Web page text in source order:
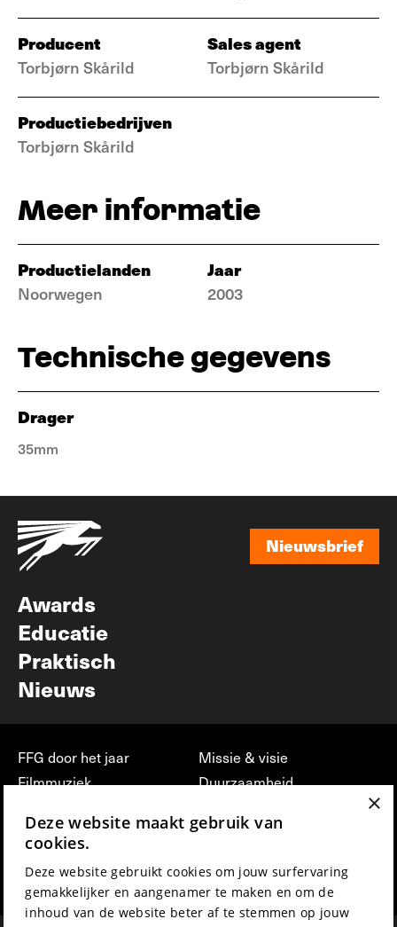
Producent
Torbjørn Skårild
Sales agent
Torbjørn Skårild
Productiebedrijven
Torbjørn Skårild
Meer informatie
Productielanden
Noorwegen
Jaar
2003
Technische gegevens
Drager
35mm
Nieuwsbrief
Awards
Educatie
Praktisch
Nieuws
FFG door het jaar
Filmmuziek
Press & Industry
Film Fest Friends
Missie & visie
Duurzaamheid
vrijwilligerswerk bij FFG
Privacy & Disclaimer
×
Deze website maakt gebruik van
cookies.
Deze website gebruikt cookies om jouw surfervaring
gemakkelijker en aangenamer te maken en om de
inhoud van de website beter af te stemmen op jouw